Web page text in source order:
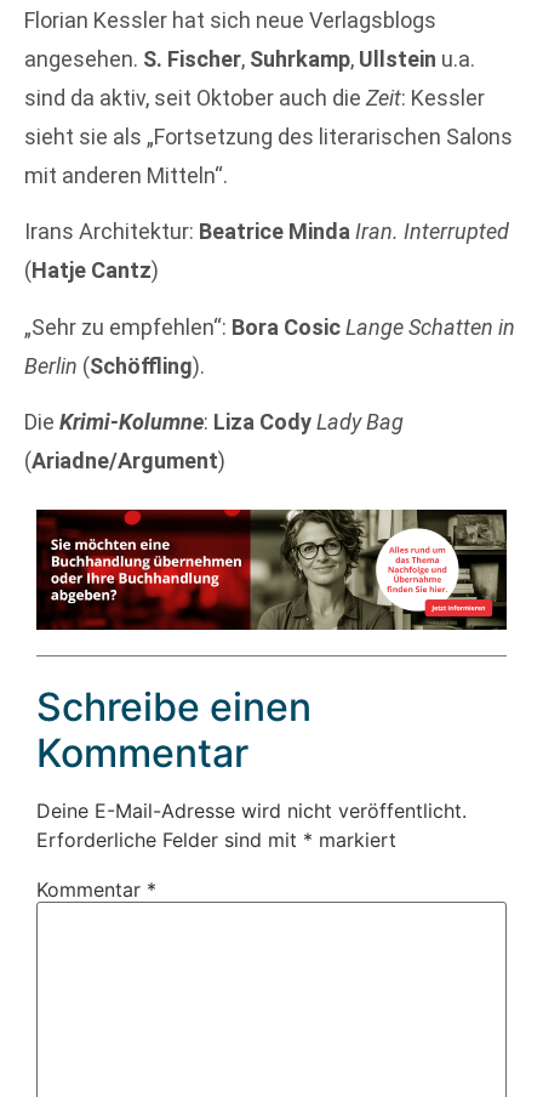
Florian Kessler hat sich neue Verlagsblogs
angesehen. S. Fischer, Suhrkamp, Ullstein u.a.
sind da aktiv, seit Oktober auch die Zeit: Kessler
sieht sie als „Fortsetzung des literarischen Salons
mit anderen Mitteln“.
Irans Architektur: Beatrice MindaIran. Interrupted
(Hatje Cantz)
„Sehr zu empfehlen“: Bora CosicLange Schatten in
Berlin (Schöffling).
Die Krimi-Kolumne: Liza CodyLady Bag
(Ariadne/Argument)
Schreibe einen
Kommentar
Deine E-Mail-Adresse wird nicht veröffentlicht.
Erforderliche Felder sind mit * markiert
Kommentar *